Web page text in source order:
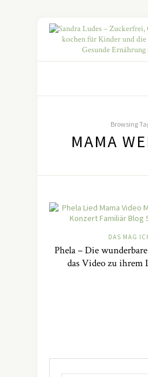
Browsing
MAMA
DAS MAG
Phela – Die
das Video zu ihrem